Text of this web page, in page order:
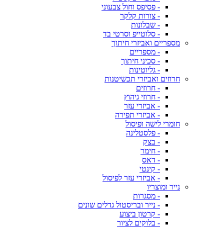
- פסיפס וחול צבעוני
- צורות קלקר
- שבלונות
- סלוטייפ וסרטי בד
מספריים ואביזרי חיתוך
- מספריים
- סכיני חיתוך
- גליוטינות
חרוזים ואביזרי תכשיטנות
- חרוזים
- חרוזי גיהוץ
- אביזרי עזר
- אביזרי תפירה
חומרי לישה ופיסול
- פלסטלינה
- בצק
- חימר
- דאס
- קינטי
- אביזרי עזר לפיסול
נייר ומוצריו
- מסגרות
- נייר ובריסטול גדלים שונים
- קרטון ביצוע
- בלוקים לציור